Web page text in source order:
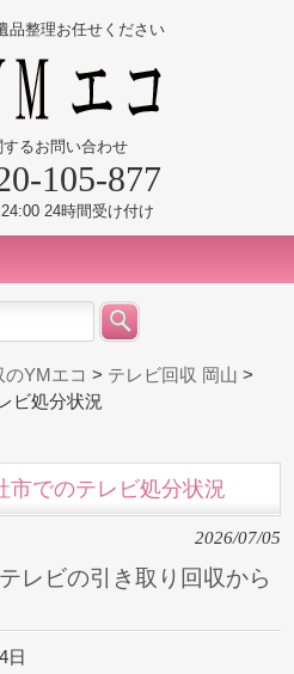
品整理お任せください
るお問い合わせ
105-877
24時間受け付け
YMエコ > テレビ回収 岡山 >
ビ処分状況
市でのテレビ処分状況
2026/07/05
レビの引き取り回収から
日